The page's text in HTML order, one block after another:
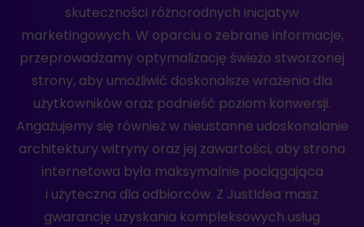
skuteczności różnorodnych inicjatyw
marketingowych. W oparciu o zebrane informacje,
przeprowadzamy optymalizację świeżo stworzonej
strony, aby umożliwić doskonalsze wrażenia dla
użytkowników oraz podnieść poziom konwersji.
Angażujemy się również w nieustanne udoskonalanie
architektury witryny oraz jej zawartości, aby strona
internetowa była maksymalnie pociągająca
i użyteczna dla odbiorców. Z JustIdea masz
gwarancję uzyskania kompleksowych usług